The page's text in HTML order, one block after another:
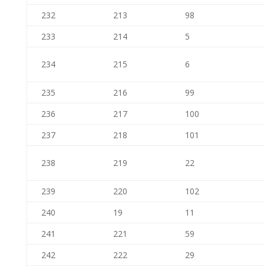
232
213
98
233
214 5
234 215 6
235 216
99
236
217
100
237
218 101
238 219 22
239 220
102
240
19
11
241
221
59
242
222
29